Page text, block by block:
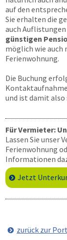
auf den
Sie erhalten die
auch Auflistungen
günstigen
möglich wie auch
Ferienwohnung.
Die Buchung
und ist damit
Für Vermieter:
Lassen Sie unser
Ferienwohnung
Informationen
Jetzt
zurück zur